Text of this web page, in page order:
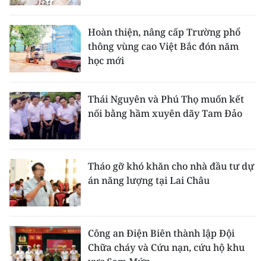
Hoàn thiện, nâng cấp Trường phổ
thông vùng cao Việt Bắc đón năm
học mới
Thái Nguyên và Phú Thọ muốn kết
nối bằng hầm xuyên dãy Tam Đảo
Tháo gỡ khó khăn cho nhà đầu tư dự
án năng lượng tại Lai Châu
Công an Điện Biên thành lập Đội
Chữa cháy và Cứu nạn, cứu hộ khu